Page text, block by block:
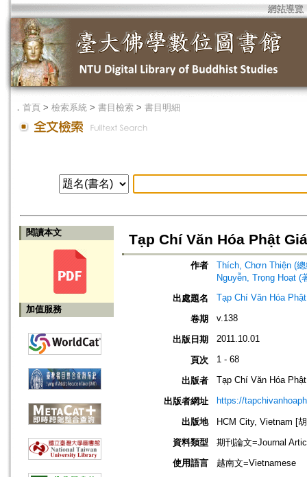
網站導覽
． 首頁 > 檢索系統 > 書目檢索 > 書目明細
閱讀本文
加值服務
Tạp Chí Văn Hóa Phật
作者
Thích, Chơn Thiện (總
Nguyễn, Trọng Hoạt (
出處題名
Tạp Chí Văn Hóa
卷期 v.138
出版日期 2011.10.01
頁次 1 - 68
出版者 Tạp Chí Văn Hóa
出版者網址 https://
出版地
HCM City, Vietnam [
資料類型
期刊論文=Journal
使用語言
越南文=Vietnamese